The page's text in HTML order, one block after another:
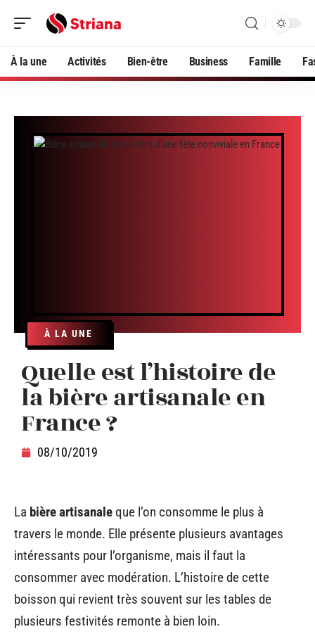
À la une Activités Bien-être Business Famille
À LA UNE
Quelle est l’histoire de
la bière artisanale en
France ?
08/10/2019
La bière artisanaleque l’on consomme le plus à
travers le monde. Elle présente plusieurs avantages
intéressants pour l’organisme, mais il faut la
consommer avec modération. L’histoire de cette
boisson qui revient très souvent sur les tables de
plusieurs festivités remonte à bien loin.